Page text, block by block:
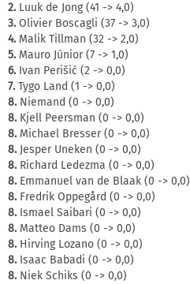
2.Luuk de Jong (41 -> 4,0)
3.Olivier Boscagli (37 -> 3,0)
4.Malik Tillman (32 -> 2,0)
5.Mauro Júnior (7 -> 1,0)
6.Ivan Perišić (2 -> 0,0)
7.Tygo Land (1 -> 0,0)
8.Niemand (0 -> 0,0)
8.Kjell Peersman (0 -> 0,0)
8.Michael Bresser (0 -> 0,0)
8.Jesper Uneken (0 -> 0,0)
8.Richard Ledezma (0 -> 0,0)
8.Emmanuel van de Blaak (0 -> 0,0)
8.Fredrik Oppegård (0 -> 0,0)
8.Ismael Saibari (0 -> 0,0)
8.Matteo Dams (0 -> 0,0)
8.Hirving Lozano (0 -> 0,0)
8.Isaac Babadi (0 -> 0,0)
8.Niek Schiks (0 -> 0,0)